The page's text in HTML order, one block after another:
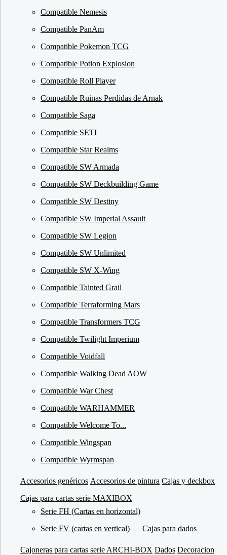
Compatible Nemesis
Compatible PanAm
Compatible Pokemon TCG
Compatible Potion Explosion
Compatible Roll Player
Compatible Ruinas Perdidas de Arnak
Compatible Saga
Compatible SETI
Compatible Star Realms
Compatible SW Armada
Compatible SW Deckbuilding Game
Compatible SW Destiny
Compatible SW Imperial Assault
Compatible SW Legion
Compatible SW Unlimited
Compatible SW X-Wing
Compatible Tainted Grail
Compatible Terraforming Mars
Compatible Transformers TCG
Compatible Twilight Imperium
Compatible Voidfall
Compatible Walking Dead AOW
Compatible War Chest
Compatible WARHAMMER
Compatible Welcome To...
Compatible Wingspan
Compatible Wyrmspan
Accesorios genéricos Accesorios de pintura Cajas y deckbox
Cajas para cartas serie MAXIBOX
Serie FH (Cartas en horizontal)
Serie FV (cartas en vertical)
Cajas para dados
Cajoneras para cartas serie ARCHI-BOX Dados Decoracion